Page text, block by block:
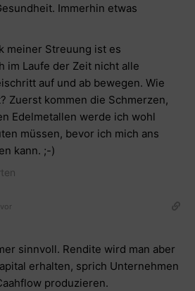
Immerhin etwas
meiner Streuung ist es
im Laufe der Zeit nicht alle
auf und ab bewegen. Wie
Zuerst kommen die Schmerzen,
Edelmetallen werde ich wohl
müssen, bevor ich mich ans
kann. ;-)
sinnvoll. Rendite wird man aber
erhalten, sprich Unternehmen
produzieren.